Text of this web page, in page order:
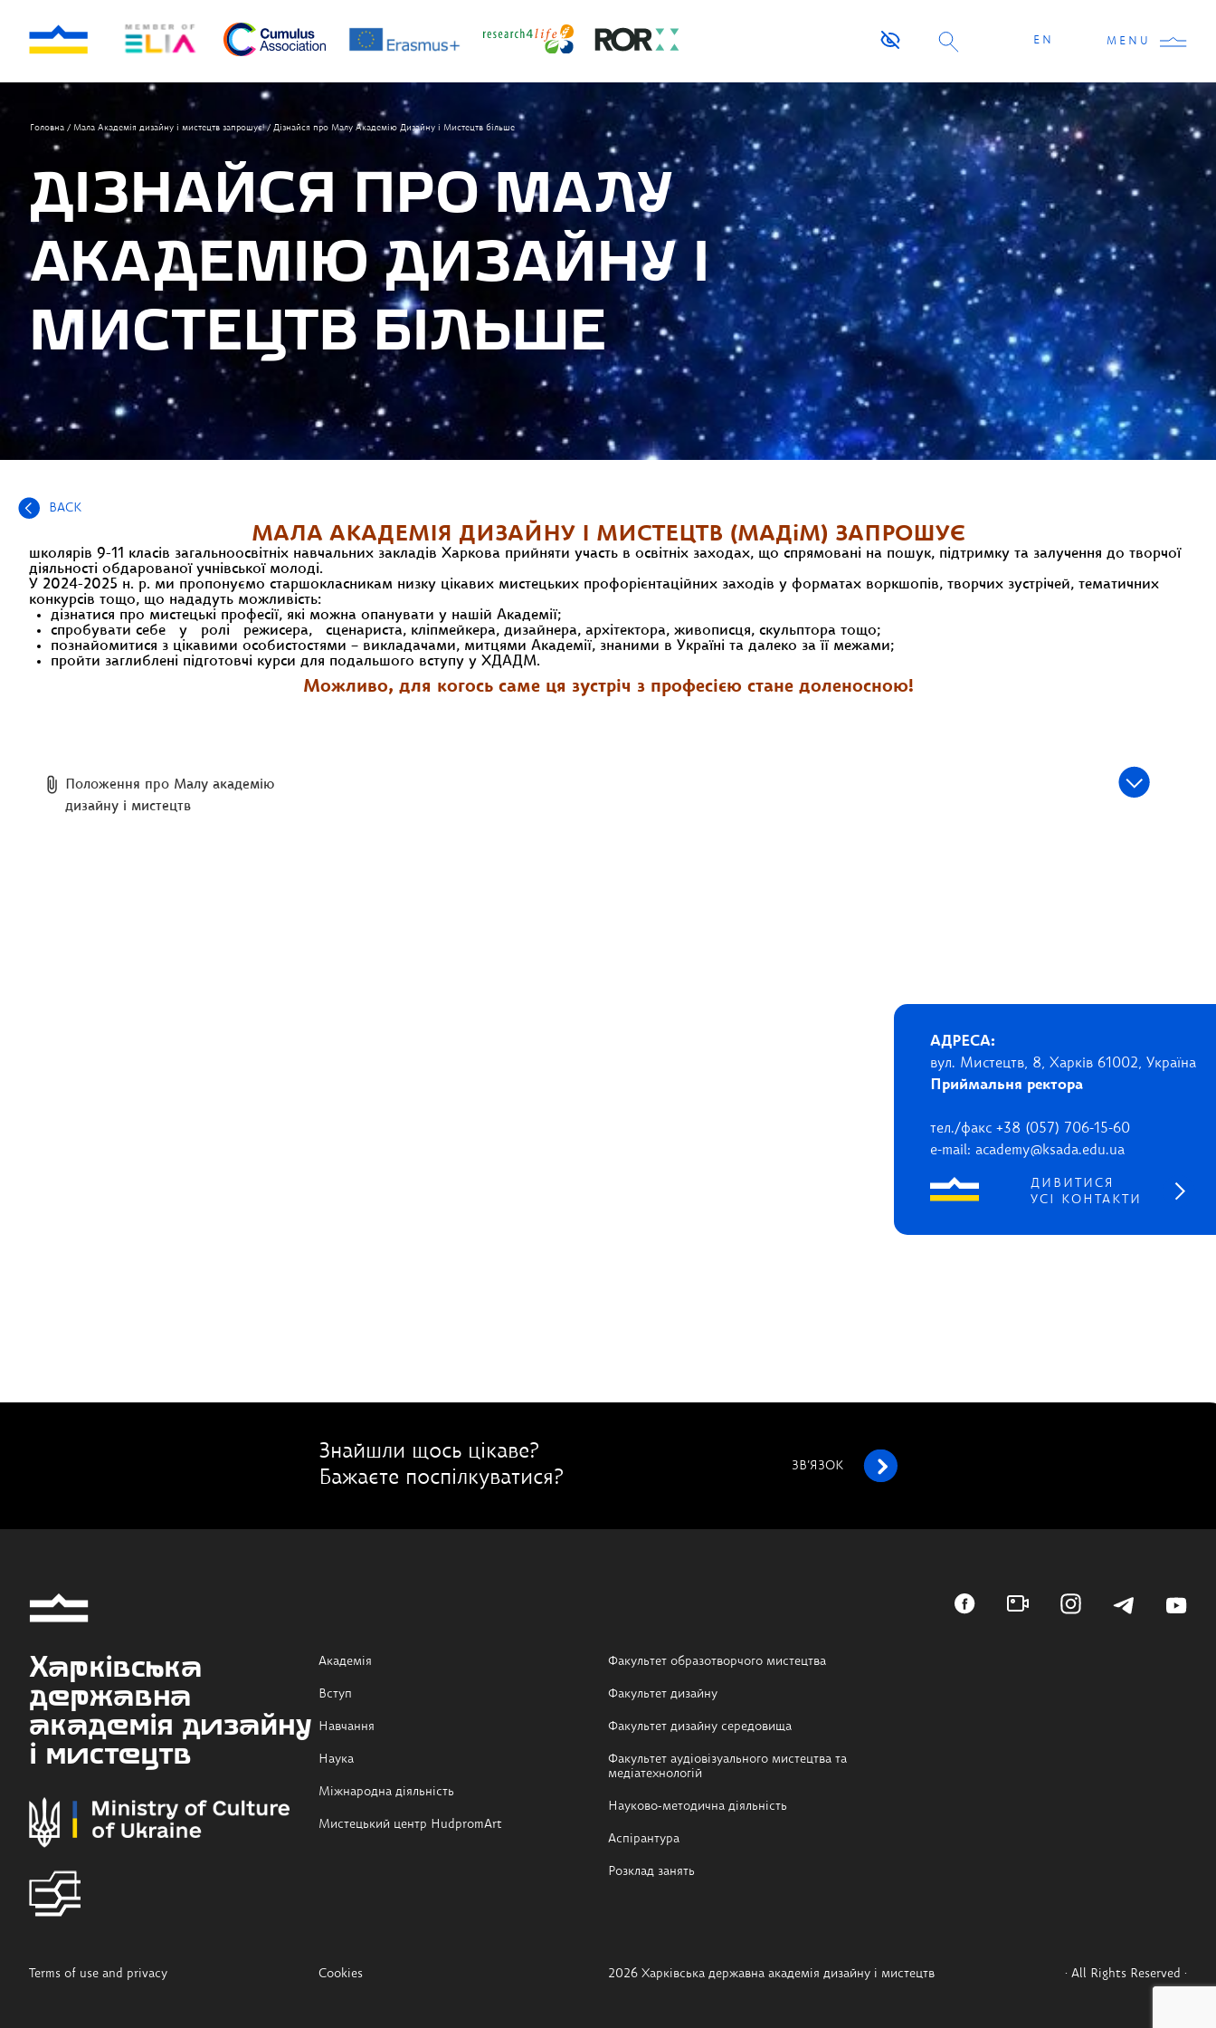
EN MENU
Головна / Мала Академія дизайну і мистецтв запрошує!/ Дізнайся про Малу Академію Дизайну і Мистецтв більше
ДІЗНАЙСЯ ПРО МАЛУ
АКАДЕМІЮ ДИЗАЙНУ І
МИСТЕЦТВ БІЛЬШЕ
BACK
МАЛА АКАДЕМІЯ ДИЗАЙНУ І МИСТЕЦТВ (МАДіМ) ЗАПРОШУЄ
школярів 9-11 класів загальноосвітніх навчальних закладів Харкова прийняти участь в освітніх заходах, що спрямовані на пошук, підтримку та залучення до творчої
діяльності обдарованої учнівської молоді.
У 2024-2025 н. р. ми пропонуємо старшокласникам низку цікавих мистецьких профорієнтаційних заходів у форматах воркшопів, творчих зустрічей, тематичних
конкурсів тощо, що нададуть можливість:
дізнатися про мистецькі професії, які можна опанувати у нашій Академії;
спробувати себе у ролі режисера, сценариста, кліпмейкера, дизайнера, архітектора, живописця, скульптора тощо;
познайомитися з цікавими особистостями – викладачами, митцями Академії, знаними в Україні та далеко за її межами;
пройти заглиблені підготовчі курси для подальшого вступу у ХДАДМ.
Можливо, для когось саме ця зустріч з професією стане доленосною!
Положення про Малу академію
дизайну і мистецтв
АДРЕСА:
вул. Мистецтв, 8, Харків 61002, Україна
Приймальня ректора
тел./факс +38 (057) 706-15-60
e-mail: academy@ksada.edu.ua
ДИВИТИСЯ
УСІ КОНТАКТИ
Знайшли щось цікаве?
Бажаєте поспілкуватися?
ЗВ’ЯЗОК
Харківська
державна
академія дизайну
і мистецтв
Академія
Вступ
Навчання
Наука
Міжнародна діяльність
Мистецький центр HudpromArt
Факультет образотворчого мистецтва
Факультет дизайну
Факультет дизайну середовища
Факультет аудіовізуального мистецтва та
медіатехнологій
Науково-методична діяльність
Аспірантура
Розклад занять
Terms of use and privacy Cookies 2026 Харківська державна академія дизайну і мистецтв · All Rights Reserved ·